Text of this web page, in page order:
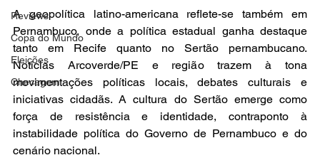
Reviews
Copa do Mundo
Eleições
Checagem
A geopolítica latino-americana reflete-se também em
Pernambuco, onde a política estadual ganha destaque
tanto em Recife quanto no Sertão pernambucano.
Notícias Arcoverde/PE e região trazem à tona
movimentações políticas locais, debates culturais e
iniciativas cidadãs. A cultura do Sertão emerge como
força de resistência e identidade, contraponto à
instabilidade política do Governo de Pernambuco e do
cenário nacional.